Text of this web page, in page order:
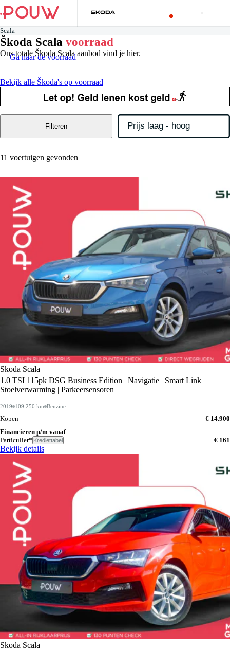
Scala
Škoda Scala voorraad
Ons totale Škoda Scala aanbod vind je hier.
Bekijk alle Škoda's op voorraad
Ga naar de voorraad
11 voertuigen gevonden
Filteren
Skoda Scala
1.0 TSI 115pk DSG Business Edition | Navigatie | Smart Link |
Stoelverwarming | Parkeersensoren
2019 109.250 km Benzine
Kopen
€ 14.900
Financieren p/m vanaf
Particulier* Krediettabel € 161
Bekijk details
Skoda Scala